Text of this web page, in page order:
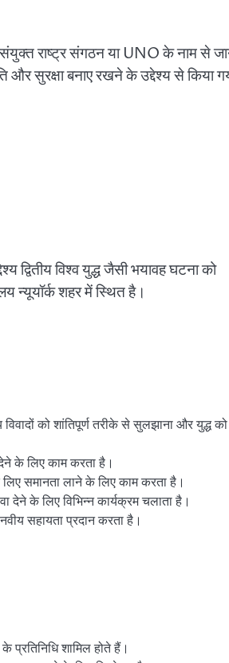
राष्ट्र संगठन या UNO के नाम से
और सुरक्षा बनाए रखने के उद्देश्य से किया
विश्व युद्ध जैसी भयावह घटना को
न्यूयॉर्क शहर में स्थित है।
को शांतिपूर्ण तरीके से सुलझाना और युद्ध को
के लिए काम करता है।
लिए समानता लाने के लिए काम करता है।
देने के लिए विभिन्न कार्यक्रम चलाता है।
सहायता प्रदान करता है।
शामिल होते हैं।